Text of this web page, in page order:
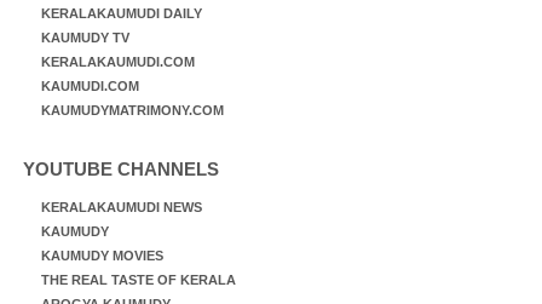
KERALAKAUMUDI DAILY
KAUMUDY TV
KERALAKAUMUDI.COM
KAUMUDI.COM
KAUMUDYMATRIMONY.COM
YOUTUBE CHANNELS
KERALAKAUMUDI NEWS
KAUMUDY
KAUMUDY MOVIES
THE REAL TASTE OF KERALA